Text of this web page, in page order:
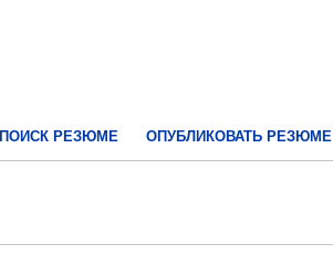
ПОИСК РЕЗЮМЕ ОПУБЛИКОВАТЬ РЕЗЮМЕ